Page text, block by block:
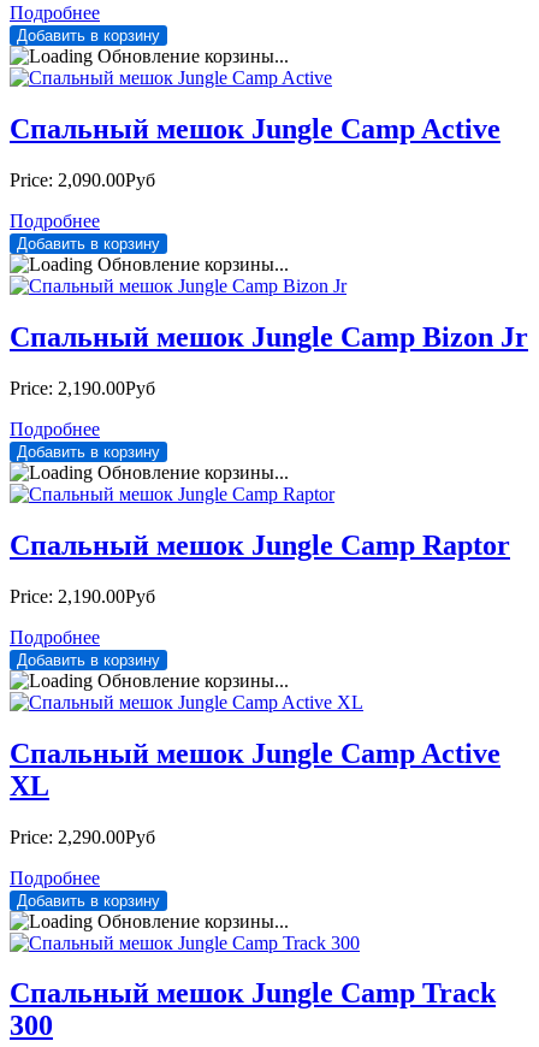
Подробнее
Обновление корзины...
Спальный мешок Jungle Camp Active
Price: 2,090.00Руб
Подробнее
Обновление корзины...
Спальный мешок Jungle Camp Bizon Jr
Price: 2,190.00Руб
Подробнее
Обновление корзины...
Спальный мешок Jungle Camp Raptor
Price: 2,190.00Руб
Подробнее
Обновление корзины...
Спальный мешок Jungle Camp Active
XL
Price: 2,290.00Руб
Подробнее
Обновление корзины...
Спальный мешок Jungle Camp Track
300